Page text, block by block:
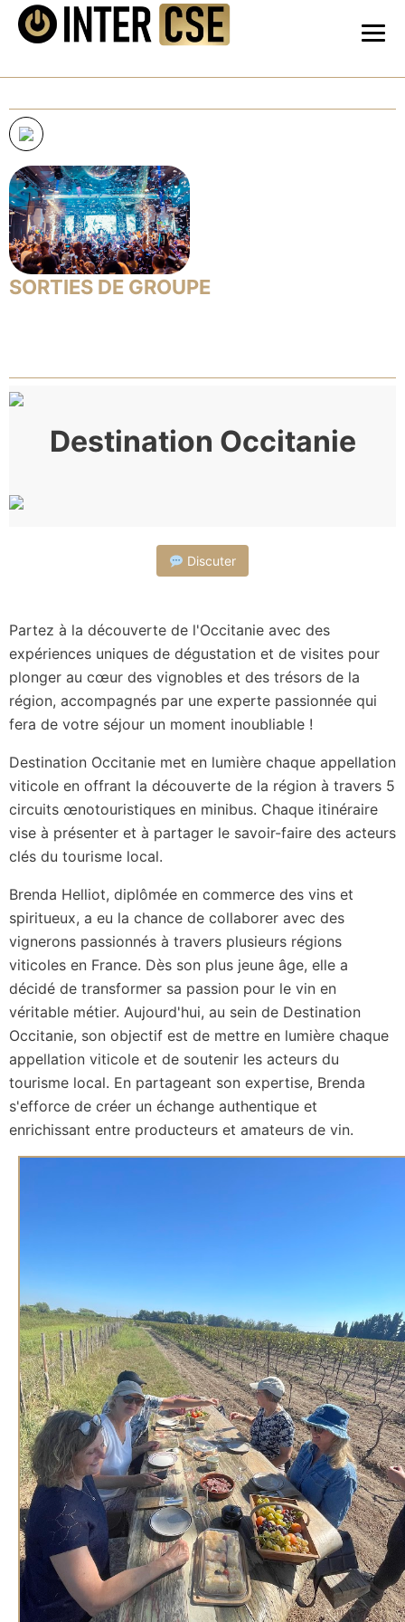
SORTIES DE GROUPE
Destination Occitanie
Discuter
Partez à la découverte de l'Occitanie avec des
expériences uniques de dégustation et de visites pour
plonger au cœur des vignobles et des trésors de la
région, accompagnés par une experte passionnée qui
fera de votre séjour un moment inoubliable !
Destination Occitanie met en lumière chaque appellation
viticole en offrant la découverte de la région à travers 5
circuits œnotouristiques en minibus. Chaque itinéraire
vise à présenter et à partager le savoir-faire des acteurs
clés du tourisme local.
Brenda Helliot, diplômée en commerce des vins et
spiritueux, a eu la chance de collaborer avec des
vignerons passionnés à travers plusieurs régions
viticoles en France. Dès son plus jeune âge, elle a
décidé de transformer sa passion pour le vin en
véritable métier. Aujourd'hui, au sein de Destination
Occitanie, son objectif est de mettre en lumière chaque
appellation viticole et de soutenir les acteurs du
tourisme local. En partageant son expertise, Brenda
s'efforce de créer un échange authentique et
enrichissant entre producteurs et amateurs de vin.